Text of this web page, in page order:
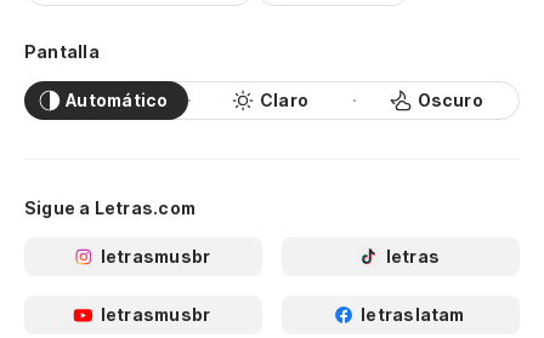
Pantalla
Automático Claro Oscuro
Sigue a Letras.com
letrasmusbr letras
letrasmusbr letraslatam